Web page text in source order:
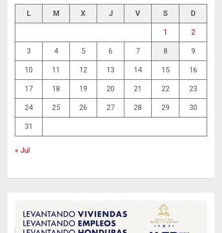
L M X J V S D
1 2
3 4 5 6 7 8 9
10 11 12 13 14 15 16
17 18 19 20 21 22 23
24 25 26 27 28 29 30
31
« Jul